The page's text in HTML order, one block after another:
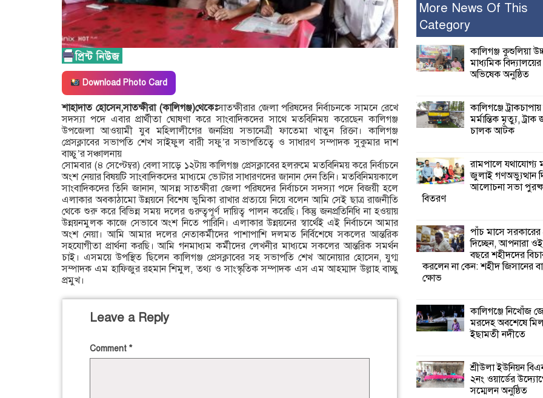
Download Photo Card
শাহাদাত হোসেন,সাতক্ষীরা (কালিগঞ্জ)থেকেঃসাতক্ষীরার জেলা পরিষদের নির্বাচনকে সামনে রেখে
সদস্যা পদে এবার প্রার্থীতা ঘোষণা করে সাংবাদিকদের সাথে মতবিনিময় করেছেন কালিগঞ্জ
উপজেলা আওয়ামী যুব মহিলালীগের জনপ্রিয় সভানেত্রী ফাতেমা খাতুন রিক্তা। কালিগঞ্জ
প্রেসক্লাবের সভাপতি শেখ সাইফুল বারী সফু’র সভাপতিত্বে ও সাধারণ সম্পাদক সুকুমার দাশ
বাচ্চু’র সঞ্চালনায়
সোমবার (৪ সেপ্টেম্বর) বেলা সাড়ে ১২টায় কালিগঞ্জ প্রেসক্লাবের হলরুমে মতবিনিময় করে নির্বাচনে
অংশ নেয়ার বিষয়টি সাংবাদিকদের মাধ্যমে ভোটার সাধারণদের জানান দেন তিনি। মতবিনিময়কালে
সাংবাদিকদের তিনি জানান, আসন্ন সাতক্ষীরা জেলা পরিষদের নির্বাচনে সদস্যা পদে বিজয়ী হলে
এলাকার অবকাঠামো উন্নয়নে বিশেষ ভুমিকা রাখার প্রত্যয়ে নিয়ে বলেন আমি সেই ছাত্র রাজনীতি
থেকে শুরু করে বিভিন্ন সময় দলের গুরুত্বপূর্ণ দায়িত্ব পালন করেছি। কিন্তু জনপ্রতিনিধি না হওয়ায়
উন্নয়নমুলক কাজে সেভাবে অংশ নিতে পারিনি। এলাকার উন্নয়নের স্বার্থেই এই নির্বাচনে আমার
অংশ নেয়া। আমি আমার দলের নেতাকর্মীদের পাশাপাশি দলমত নির্বিশেষে সকলের আন্তরিক
সহযোগীতা প্রার্থনা করছি। আমি গনমাধ্যম কর্মীদের লেখনীর মাধ্যমে সকলের আন্তরিক সমর্থন
চাই। এসময়ে উপস্থিত ছিলেন কালিগঞ্জ প্রেসক্লাবের সহ সভাপতি শেখ আনোয়ার হোসেন, যুগ্ম
সম্পাদক এম হাফিজুর রহমান শিমুল, তথ্য ও সাংস্কৃতিক সম্পাদক এস এম আহম্মাদ উল্লাহ বাচ্ছু
প্রমুখ।
Leave a Reply
Comment *
ক্ষতি করেছে
নুরুল হক নুর
পাঁচ মাসে সরকারের
বছরে শহীদদের
করলেন না কেন: শহীদ জিসানের
ক্ষোভ
কালিগঞ্জে নিখোঁজ
মরদেহ অবশেষে
ইছামতী নদীতে
২নং ওয়ার্ডের
কর্মী সম্মেলন
শ্যামনগরে জলবায়ু
শিখন ও অভিজ্ঞতা বিনিময় সভা
শ্যামনগরে বনবিভাগ
মতবিনিময় সভা
More News Of This
Category
কালিগঞ্জ কুশুলিয়া
মাধ্যমিক
অভিষেক অনুষ্ঠিত
কালিগঞ্জে
মর্মান্তিক মৃত্যু, ট্রাক
চালক আটক
রামপালে যথাযোগ্য
জুলাই গণঅভ্যুত্থান
আলোচনা সভা
বিতরণ
পাঁচ মাসে
দিচ্ছেন, আপনারা
বছরে শহীদদের
করলেন না কেন: শহীদ জিসানের
ক্ষোভ
কালিগঞ্জে নিখোঁজ
মরদেহ অবশেষে
ইছামতী নদীতে
শ্রীউলা ইউনিয়ন
২নং ওয়ার্ডের
সম্মেলন অনুষ্ঠিত